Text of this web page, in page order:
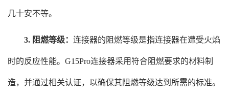
几十安不等。
3. 阻燃等级： 连接器的阻燃等级是指连接器在遭受火焰
时的反应性能。G15Pro连接器采用符合阻燃要求的材料制
造，并通过相关认证，以确保其阻燃等级达到所需的标准。